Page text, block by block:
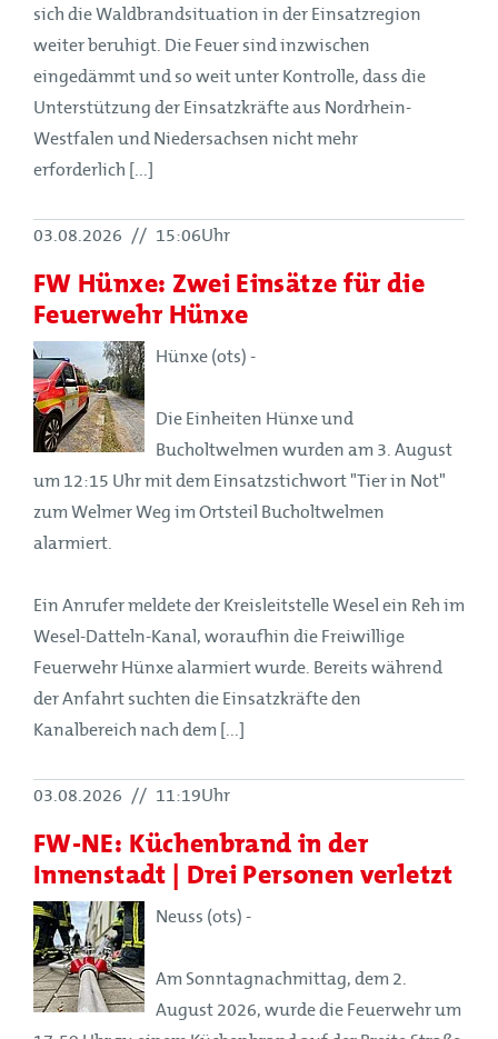
sich die Waldbrandsituation in der Einsatzregion
weiter beruhigt. Die Feuer sind inzwischen
eingedämmt und so weit unter Kontrolle, dass die
Unterstützung der Einsatzkräfte aus Nordrhein-
Westfalen und Niedersachsen nicht mehr
erforderlich [...]
03.08.2026 // 15:06Uhr
FW Hünxe: Zwei Einsätze für die
Feuerwehr Hünxe
Hünxe (ots) -
Die Einheiten Hünxe und
Bucholtwelmen wurden am 3. August
um 12:15 Uhr mit dem Einsatzstichwort "Tier in Not"
zum Welmer Weg im Ortsteil Bucholtwelmen
alarmiert.
Ein Anrufer meldete der Kreisleitstelle Wesel ein Reh im
Wesel-Datteln-Kanal, woraufhin die Freiwillige
Feuerwehr Hünxe alarmiert wurde. Bereits während
der Anfahrt suchten die Einsatzkräfte den
Kanalbereich nach dem [...]
03.08.2026 // 11:19Uhr
FW-NE: Küchenbrand in der
Innenstadt | Drei Personen verletzt
Neuss (ots) -
Am Sonntagnachmittag, dem 2.
August 2026, wurde die Feuerwehr um